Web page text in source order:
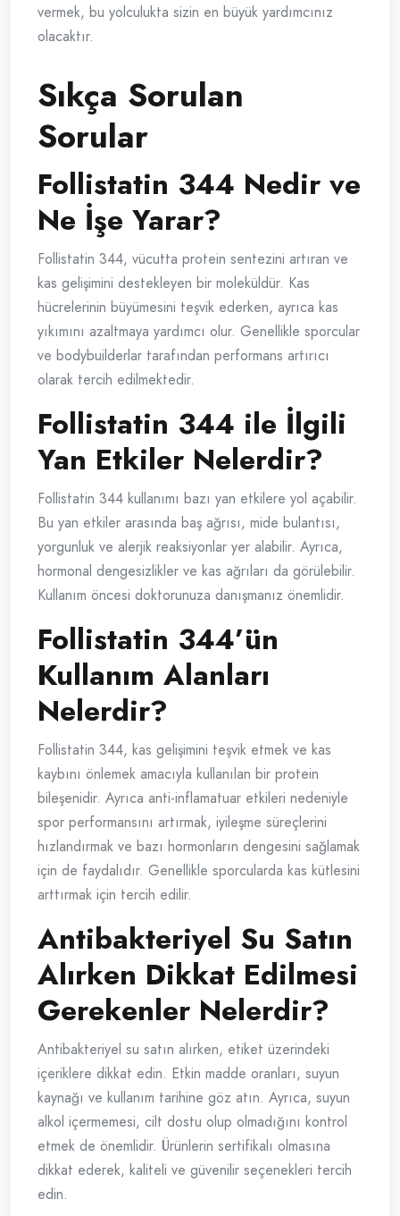
vermek, bu yolculukta sizin en büyük yardımcınız
olacaktır.
Sıkça Sorulan
Sorular
Follistatin 344 Nedir ve
Ne İşe Yarar?
Follistatin 344, vücutta protein sentezini artıran ve
kas gelişimini destekleyen bir moleküldür. Kas
hücrelerinin büyümesini teşvik ederken, ayrıca kas
yıkımını azaltmaya yardımcı olur. Genellikle sporcular
ve bodybuilderlar tarafından performans artırıcı
olarak tercih edilmektedir.
Follistatin 344 ile İlgili
Yan Etkiler Nelerdir?
Follistatin 344 kullanımı bazı yan etkilere yol açabilir.
Bu yan etkiler arasında baş ağrısı, mide bulantısı,
yorgunluk ve alerjik reaksiyonlar yer alabilir. Ayrıca,
hormonal dengesizlikler ve kas ağrıları da görülebilir.
Kullanım öncesi doktorunuza danışmanız önemlidir.
Follistatin 344’ün
Kullanım Alanları
Nelerdir?
Follistatin 344, kas gelişimini teşvik etmek ve kas
kaybını önlemek amacıyla kullanılan bir protein
bileşenidir. Ayrıca anti-inflamatuar etkileri nedeniyle
spor performansını artırmak, iyileşme süreçlerini
hızlandırmak ve bazı hormonların dengesini sağlamak
için de faydalıdır. Genellikle sporcularda kas kütlesini
arttırmak için tercih edilir.
Antibakteriyel Su Satın
Alırken Dikkat Edilmesi
Gerekenler Nelerdir?
Antibakteriyel su satın alırken, etiket üzerindeki
içeriklere dikkat edin. Etkin madde oranları, suyun
kaynağı ve kullanım tarihine göz atın. Ayrıca, suyun
alkol içermemesi, cilt dostu olup olmadığını kontrol
etmek de önemlidir. Ürünlerin sertifikalı olmasına
dikkat ederek, kaliteli ve güvenilir seçenekleri tercih
edin.